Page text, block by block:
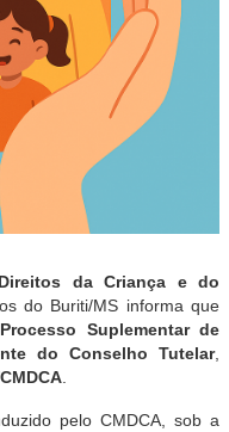
da Criança e do
do Buriti/MS informa que
Processo Suplementar de
do Conselho Tutelar,
pelo CMDCA, sob a